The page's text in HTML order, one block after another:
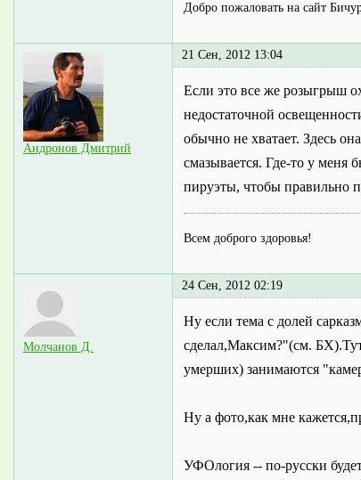
Добро пожаловать на сайт
Андронов Дмитрий
21 Сен, 2012 13:04
Если это все же розыгрыш
недостаточной
обычно не хватает. Здесь
смазывается. Где-то у меня
пируэты, чтобы правильно
Всем доброго здоровья!
Молчанов Д.
24 Сен, 2012 02:19
Ну если тема с долей
сделал,Максим?"(см.
умерших) занимаются
Ну а фото,как мне
УФОлогия -- по-русски